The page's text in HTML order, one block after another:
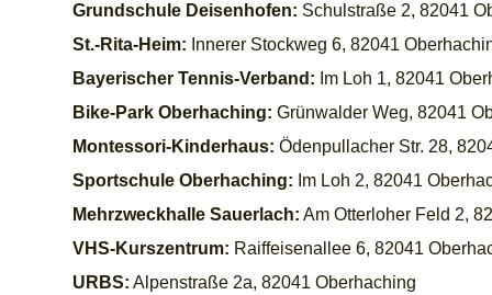
Grundschule Deisenhofen: Schulstraße 2, 82041
St.-Rita-Heim: Innerer Stockweg 6, 82041
Bayerischer Tennis-Verband: Im Loh 1, 82041
Bike-Park Oberhaching: Grünwalder Weg, 82041
Montessori-Kinderhaus: Ödenpullacher Str. 28,
Sportschule Oberhaching: Im Loh 2, 82041
Mehrzweckhalle Sauerlach: Am Otterloher Feld 2,
VHS-Kurszentrum: Raiffeisenallee 6, 82041
URBS: Alpenstraße 2a, 82041 Oberhaching